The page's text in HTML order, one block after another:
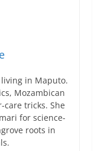
in Maputo.
Mozambican
care tricks. She
for science-
roots in